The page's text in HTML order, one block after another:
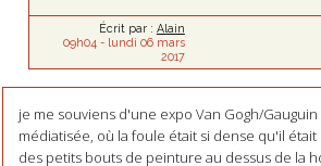
Écrit par : Alain
09h04 - lundi 06 mars
2017
je me souviens d'une expo Van Gogh/
médiatisée, où la foule était si dense qu'il
des petits bouts de peinture au dessus de la